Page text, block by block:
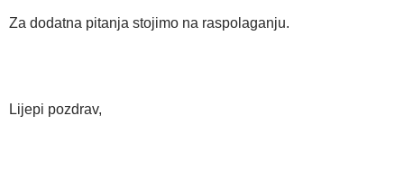
Za dodatna pitanja stojimo na raspolaganju.
Lijepi pozdrav,